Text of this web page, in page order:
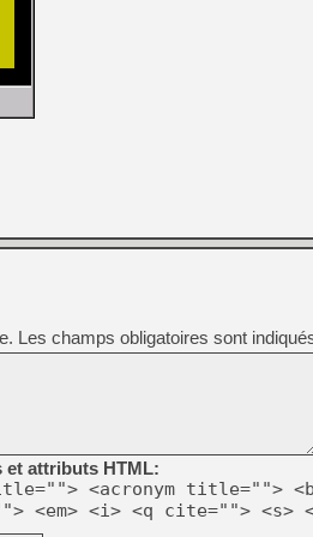
Les champs obligatoires sont
et attributs HTML:
<acronym title="">
<em> <i> <q cite=""> <s>